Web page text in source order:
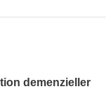
demenzieller